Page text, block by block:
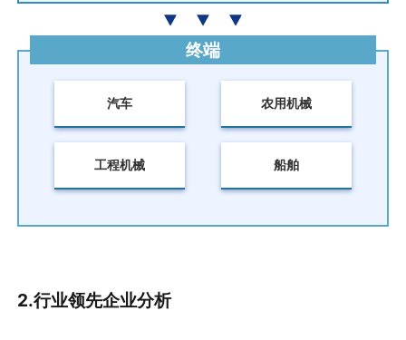
汽车 农用机械
工程机械 船舶
终端
2.行业领先企业分析